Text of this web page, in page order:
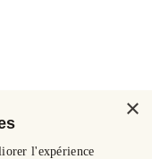
×
l'expérience